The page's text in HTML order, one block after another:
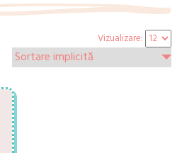
Vizualizare: